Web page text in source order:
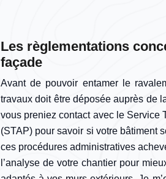
Les règlementations
façade
Avant de pouvoir entamer le
travaux doit être déposée auprès de
vous preniez contact avec le Service
(STAP) pour savoir si votre bâtiment
ces procédures administratives
l’analyse de votre chantier pour